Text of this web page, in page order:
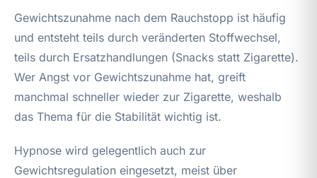
Gewichtszunahme nach dem Rauchstopp ist häufig
und entsteht teils durch veränderten Stoffwechsel,
teils durch Ersatzhandlungen (Snacks statt Zigarette).
Wer Angst vor Gewichtszunahme hat, greift
manchmal schneller wieder zur Zigarette, weshalb
das Thema für die Stabilität wichtig ist.
Hypnose wird gelegentlich auch zur
Gewichtsregulation eingesetzt, meist über